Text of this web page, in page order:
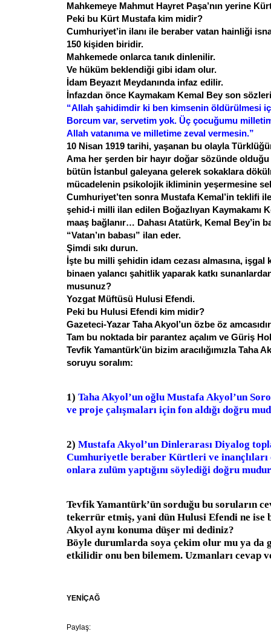
Mahkemeye Mahmut Hayret Paşa’nın yerine
Peki bu Kürt Mustafa kim midir?
Cumhuriyet’in ilanı ile beraber vatan hainliği
150 kişiden biridir.
Mahkemede onlarca tanık dinlenilir.
Ve hüküm beklendiği gibi idam olur.
İdam Beyazıt Meydanında infaz edilir.
İnfazdan önce Kaymakam Kemal Bey son
“Allah şahidimdir ki ben kimsenin öldürülmesi
Borcum var, servetim yok. Üç çocuğumu
Allah vatanıma ve milletime zeval vermesin.”
10 Nisan 1919 tarihi, yaşanan bu olayla
Ama her şerden bir hayır doğar sözünde
bütün İstanbul galeyana gelerek sokaklara
mücadelenin psikolojik ikliminin yeşermesine
Cumhuriyet’ten sonra Mustafa Kemal’in teklifi
şehid-i milli ilan edilen Boğazlıyan Kaymakamı
maaş bağlanır… Dahası Atatürk, Kemal Bey’in
“Vatan’ın babası” ilan eder.
Şimdi sıkı durun.
İşte bu milli şehidin idam cezası almasına,
binaen yalancı şahitlik yaparak katkı
musunuz?
Yozgat Müftüsü Hulusi Efendi.
Peki bu Hulusi Efendi kim midir?
Gazeteci-Yazar Taha Akyol’un özbe öz
Tam bu noktada bir parantez açalım ve Güriş
Tevfik Yamantürk’ün bizim aracılığımızla Taha
soruyu soralım:
1) Taha Akyol’un oğlu Mustafa Akyol’un
ve proje çalışmaları için fon aldığı doğru
2) Mustafa Akyol’un Dinlerarası Diyalog
Cumhuriyetle beraber Kürtleri ve inançlıları
onlara zulüm yaptığını söylediği doğru
Tevfik Yamantürk’ün sorduğu bu soruların
tekerrür etmiş, yani dün Hulusi Efendi ne ise
Akyol aynı konuma düşer mi dediniz?
Böyle durumlarda soya çekim olur mu ya da
etkilidir onu ben bilemem. Uzmanları cevap
YENİÇAĞ
Paylaş: